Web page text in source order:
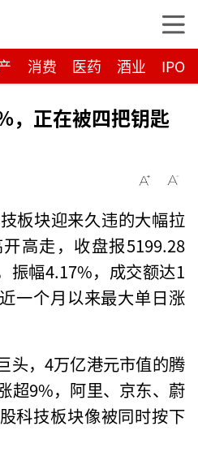
消费 医药 酒业 IPO
，正在被四把钥匙
板块迎来久违的大幅拉
高走，收盘报5199.28
振幅4.17%，成交额达1
一个月以来最大单日涨
头，4万亿港元市值的腾
超9%，阿里、京东、蔚
科技板块像被同时按下